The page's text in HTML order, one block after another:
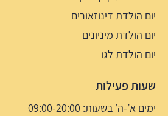
יום הולדת דינוזאורים
יום הולדת מיניונים
יום הולדת לגו
שעות פעילות
ימים א’-ה’ בשעות: 09:00-20:00